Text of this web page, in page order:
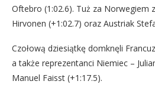
Oftebro (1:02.6). Tuż za Norwegiem
Hirvonen (+1:02.7) oraz Austriak
Czołową dziesiątkę domknęli
a także reprezentanci Niemiec –
Manuel Faisst (+1:17.5).